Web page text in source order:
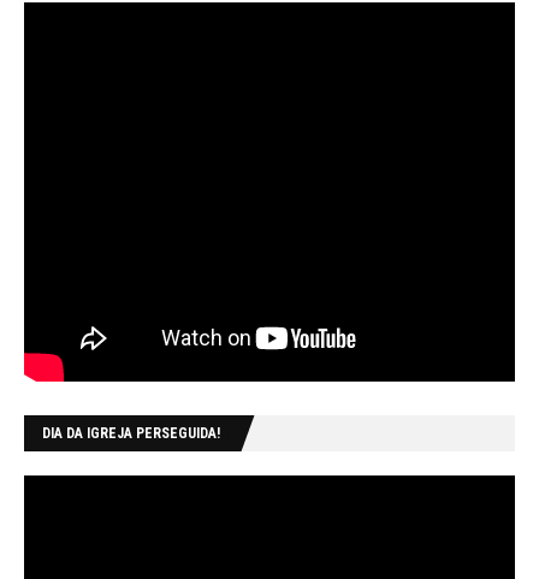
DIA DA IGREJA PERSEGUIDA!